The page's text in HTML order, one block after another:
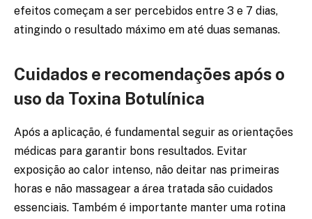
efeitos começam a ser percebidos entre 3 e 7 dias,
atingindo o resultado máximo em até duas semanas.
Cuidados e recomendações após o
uso da Toxina Botulínica
Após a aplicação, é fundamental seguir as orientações
médicas para garantir bons resultados. Evitar
exposição ao calor intenso, não deitar nas primeiras
horas e não massagear a área tratada são cuidados
essenciais. Também é importante manter uma rotina